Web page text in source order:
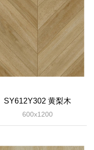
SY612Y302 黄梨木
600x1200